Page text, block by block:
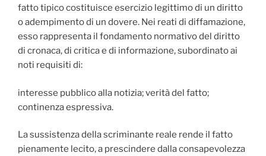
fatto tipico costituisce esercizio legittimo di un diritto
o adempimento di un dovere. Nei reati di diffamazione,
esso rappresenta il fondamento normativo del diritto
di cronaca, di critica e di informazione, subordinato ai
noti requisiti di:
interesse pubblico alla notizia; verità del fatto;
continenza espressiva.
La sussistenza della scriminante reale rende il fatto
pienamente lecito, a prescindere dalla consapevolezza